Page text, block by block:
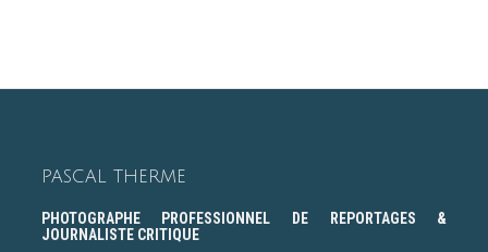
PASCAL THERME
PHOTOGRAPHE PROFESSIONNEL DE REPORTAGES &
JOURNALISTE CRITIQUE